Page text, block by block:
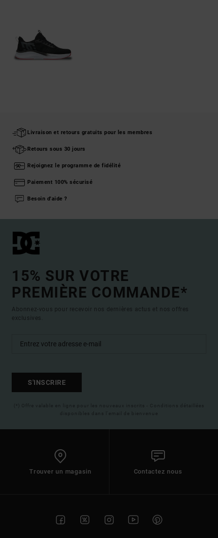
Livraison et retours gratuits pour les membres
Retours sous 30 jours
Rejoignez le programme de fidélité
Paiement 100% sécurisé
Besoin d'aide ?
15% SUR VOTRE
PREMIÈRE COMMANDE*
Abonnez-vous pour recevoir nos dernières actus et nos offres
exclusives.
S'INSCRIRE
(*) Offre valable en ligne pour les nouveaux inscrits - Conditions détaillées
disponibles dans l'email de bienvenue
Trouver un magasin Contactez nous